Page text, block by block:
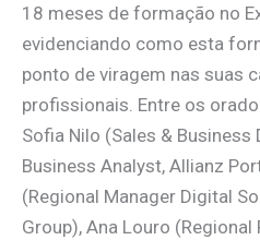
18 meses de formação no
evidenciando como esta
ponto de viragem nas suas
profissionais. Entre os
Sofia Nilo (Sales & Business
Business Analyst, Allianz
(Regional Manager Digital
Group), Ana Louro